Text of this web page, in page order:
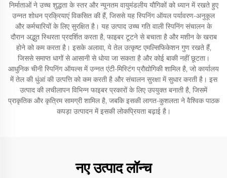
निर्माताओं ने उच्च शुद्धता के स्तर और न्यूनतम वायुमंडलीय यौगिकों को ध्यान में रखते हुए
उन्नत शोधन प्रक्रियाएं विकसित की हैं, जिससे यह स्पिनिंग ऑयल पर्यावरण-अनुकूल
और कर्मचारियों के लिए सुरक्षित है। यह उत्पाद उच्च गति वाली स्पिनिंग संचालन के
दौरान अद्भुत स्थिरता प्रदर्शित करता है, फाइबर टूटने से बचाता है और मशीन के खराब
होने को कम करता है। इसके अलावा, ये तेल उत्कृष्ट एमल्सिफिकेशन गुण रखते हैं,
जिससे समाप्त धागों से आसानी से धोया जा सकता है और कोई बाकी नहीं छूटता।
आधुनिक चीनी स्पिनिंग ऑयल्स में उन्नत एंटी-मिस्टिंग प्रौद्योगिकी शामिल है, जो कार्यालय
में तेल की धुंआं की उत्पत्ति को कम करती है और संचालन सुरक्षा में सुधार करती है। इस
उत्पाद की लचीलापन विभिन्न फाइबर प्रकारों के लिए उपयुक्त बनाती है, जिसमें
प्राकृतिक और कृत्रिम सामग्री शामिल है, जबकि इसकी लागत-कुशलता ने वैश्विक पाठक
कपड़ा उत्पादन में इसकी लोकप्रियता बढ़ाई है।
नए उत्पाद लॉन्च